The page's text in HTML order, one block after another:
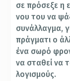
σε πρόσεξε η
νου του να
συνάλλαγμα,
πράγματι ο
ένα σωρό
να σταθεί να
λογισμούς.